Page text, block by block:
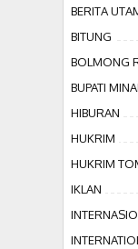
BERITA
BITUNG
BOLMONG
BUPATI
HIBURAN
HUKRIM
HUKRIM
IKLAN